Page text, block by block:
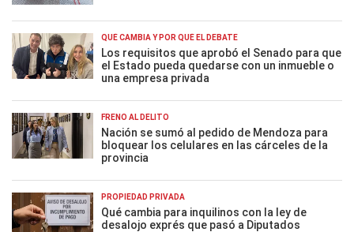
QUÉ CAMBIA Y POR QUÉ EL DEBATE
Los requisitos que aprobó el Senado para que
el Estado pueda quedarse con un inmueble o
una empresa privada
FRENO AL DELITO
Nación se sumó al pedido de Mendoza para
bloquear los celulares en las cárceles de la
provincia
PROPIEDAD PRIVADA
Qué cambia para inquilinos con la ley de
desalojo exprés que pasó a Diputados